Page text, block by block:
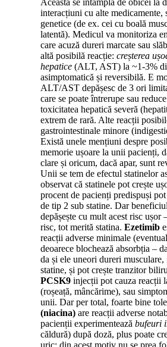
Aceasta se întâmplă de obicei la
interacțiuni cu alte medicamente,
genetice (de ex. cei cu boală
latentă). Medicul va monitoriza
care acuză dureri marcate sau
altă posibilă reacție: creșterea
hepatice (ALT, AST) la ~1-3%
asimptomatică și reversibilă. E
ALT/AST depășesc de 3 ori
care se poate întrerupe sau
toxicitatea hepatică severă
extrem de rară. Alte reacții
gastrointestinale minore
Există unele mențiuni despre
memorie ușoare la unii pacienți,
clare și oricum, dacă apar, sunt
Unii se tem de efectul statinelor
observat că statinele pot crește
procent de pacienți predispuși
de tip 2 sub statine. Dar
depășește cu mult acest risc ușor
risc, tot merită statina. Ezetimib
reacții adverse minimale
deoarece blochează absorbția –
da și ele uneori dureri musculare,
statine, și pot crește tranzitor
PCSK9 injecții pot cauza reacții
(roșeață, mâncărime), sau
unii. Dar per total, foarte bine
(niacina) are reacții adverse
pacienții experimentează bufeuri
căldură) după doză, plus poate
uric; din acest motiv nu se prea